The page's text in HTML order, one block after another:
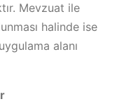
Mevzuat ile
halinde ise
alanı